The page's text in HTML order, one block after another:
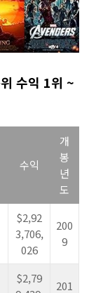
수익 1위 ~
수익
개
봉
년
도
$2,92
3,706,
026
200
9
$2,79
201